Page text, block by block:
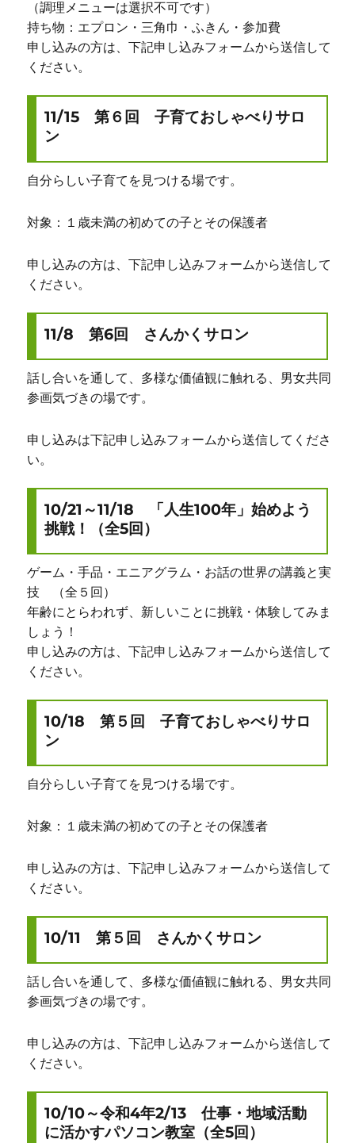
（調理メニューは選択不可です）
持ち物：エプロン・三角巾・ふきん・参加費
申し込みの方は、下記申し込みフォームから送信して
ください。
11/15 第６回 子育ておしゃべりサロ
ン
自分らしい子育てを見つける場です。
対象：１歳未満の初めての子とその保護者
申し込みの方は、下記申し込みフォームから送信して
ください。
11/8 第6回 さんかくサロン
話し合いを通して、多様な価値観に触れる、男女共同
参画気づきの場です。
申し込みは下記申し込みフォームから送信してくださ
い。
10/21～11/18 「人生100年」始めよう
挑戦！（全5回）
ゲーム・手品・エニアグラム・お話の世界の講義と実
技 （全５回）
年齢にとらわれず、新しいことに挑戦・体験してみま
しょう！
申し込みの方は、下記申し込みフォームから送信して
ください。
10/18 第５回 子育ておしゃべりサロ
ン
自分らしい子育てを見つける場です。
対象：１歳未満の初めての子とその保護者
申し込みの方は、下記申し込みフォームから送信して
ください。
10/11 第５回 さんかくサロン
話し合いを通して、多様な価値観に触れる、男女共同
参画気づきの場です。
申し込みの方は、下記申し込みフォームから送信して
ください。
10/10～令和4年2/13 仕事・地域活動
に活かすパソコン教室（全5回）